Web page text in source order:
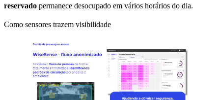
reservado permanece desocupado em vários horários do dia.
Como sensores trazem visibilidade